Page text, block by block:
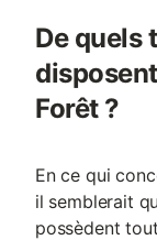
De quels
Forêt ?
En ce qui
il semblerait
possèdent